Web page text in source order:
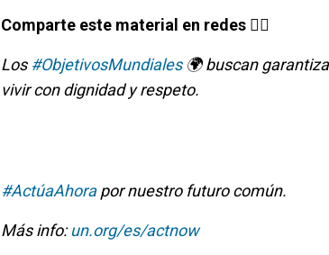
Comparte este material en redes 👇🏽
Los #ObjetivosMundiales🌍 buscan
vivir con dignidad y respeto.
#ActúaAhorapor nuestro futuro común.
Más info:un.org/es/actnow